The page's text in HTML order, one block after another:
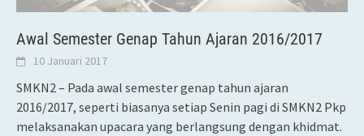
Awal Semester Genap Tahun Ajaran 2016/2017
10 Januari 2017
SMKN2 – Pada awal semester genap tahun ajaran
2016/2017, seperti biasanya setiap Senin pagi di SMKN2 Pkp
melaksanakan upacara yang berlangsung dengan khidmat.